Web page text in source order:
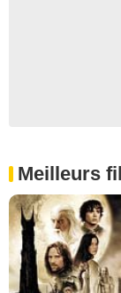
Meilleurs